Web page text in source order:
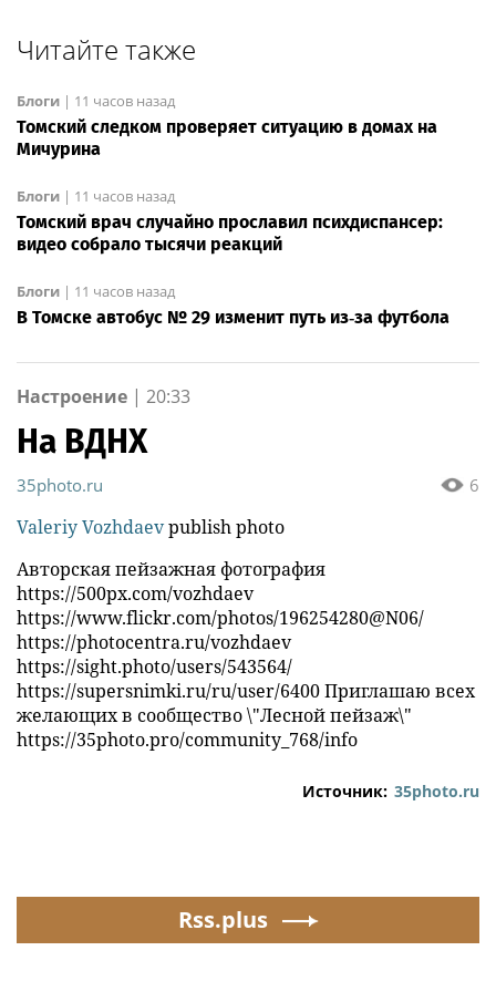
Читайте также
Блоги | 11 часов назад
Томский следком проверяет ситуацию в домах на
Мичурина
Блоги | 11 часов назад
Томский врач случайно прославил психдиспансер:
видео собрало тысячи реакций
Блоги | 11 часов назад
В Томске автобус № 29 изменит путь из‑за футбола
Настроение | 20:33
На ВДНХ
6
35photo.ru
Valeriy Vozhdaevpublish photo
Авторская пейзажная фотография
https://500px.com/vozhdaev
https://www.flickr.com/photos/196254280@N06/
https://photocentra.ru/vozhdaev
https://sight.photo/users/543564/
https://supersnimki.ru/ru/user/6400 Приглашаю всех
желающих в сообщество \"Лесной пейзаж\"
https://35photo.pro/community_768/info
Источник: 35photo.ru
Rss.plus